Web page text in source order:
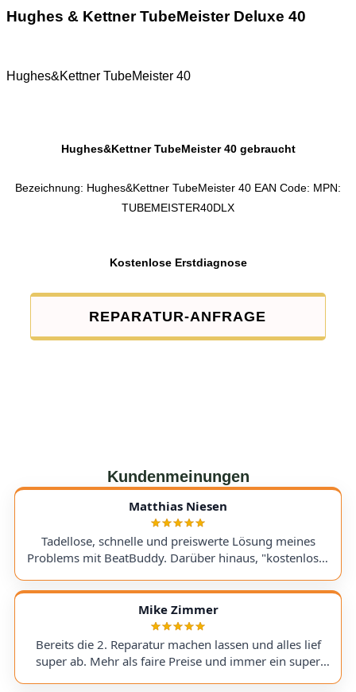
Hughes & Kettner TubeMeister Deluxe 40
Hughes&Kettner TubeMeister 40
Hughes&Kettner TubeMeister 40 gebraucht
Bezeichnung: Hughes&Kettner TubeMeister 40 EAN Code: MPN:
TUBEMEISTER40DLX
Kostenlose Erstdiagnose
REPARATUR-ANFRAGE
Kundenmeinungen
Matthias Niesen
Tadellose, schnelle und preiswerte Lösung meines
Problems mit BeatBuddy. Darüber hinaus, "kostenloser
bringe. Kommunikation lief hervorragend und die
Rücksendung meines Gerätes ging schnell und
einwandfrei. Ich kann AudioTechniker.de
uneingeschränkt empfehlen. Schön, dass es so etwas
noch gibt! A flawless, fast, and affordable solution to
Mike Zimmer
Bereits die 2. Reparatur machen lassen und alles lief
super ab. Mehr als faire Preise und immer ein super